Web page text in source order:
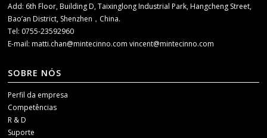
Add: 6th Floor, Building D, Taixinglong Industrial Park, Hangcheng Street,
Bao’an District, Shenzhen，China.
Tel: 0755-23592960
E-mail:matti.chan@mintecinno.comvincent@mintecinno.com
SOBRE NÓS
Perfil da empresa
Competências
R & D
Suporte